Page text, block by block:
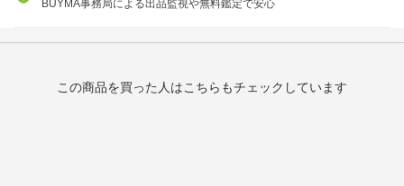
BUYMA事務局による出品監視や無料鑑定で安心
この商品を買った人はこちらもチェックしています